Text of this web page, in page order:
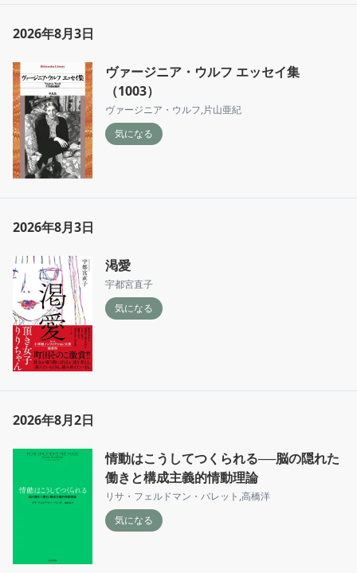
2026年8月3日
ヴァージニア・ウルフ エッセイ集
（1003）
ヴァージニア・ウルフ,片山亜紀
気になる
2026年8月3日
渇愛
宇都宮直子
気になる
2026年8月2日
情動はこうしてつくられる──脳の隠れた
働きと構成主義的情動理論
リサ・フェルドマン・バレット ,高橋洋
気になる